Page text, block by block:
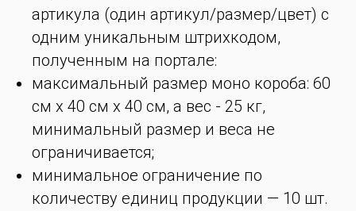
артикула (один артикул/размер/цвет) с
одним уникальным штрихкодом,
полученным на портале:
максимальный размер моно короба: 60
см х 40 см х 40 см, а вес - 25 кг,
минимальный размер и веса не
ограничивается;
минимальное ограничение по
количеству единиц продукции — 10 шт.